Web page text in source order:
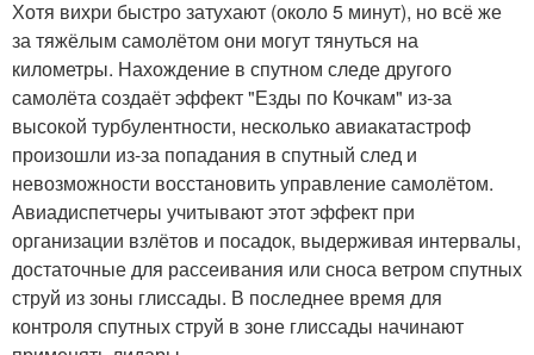
Хотя вихри быстро затухают (около 5 минут), но всё же
за тяжёлым самолётом они могут тянуться на
километры. Нахождение в спутном следе другого
самолёта создаёт эффект "Езды по Кочкам" из-за
высокой турбулентности, несколько авиакатастроф
произошли из-за попадания в спутный след и
невозможности восстановить управление самолётом.
Авиадиспетчеры учитывают этот эффект при
организации взлётов и посадок, выдерживая интервалы,
достаточные для рассеивания или сноса ветром спутных
струй из зоны глиссады. В последнее время для
контроля спутных струй в зоне глиссады начинают